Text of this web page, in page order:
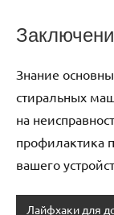
Знание
стиральных
на
профилактика
вашего
Лайфхаки для